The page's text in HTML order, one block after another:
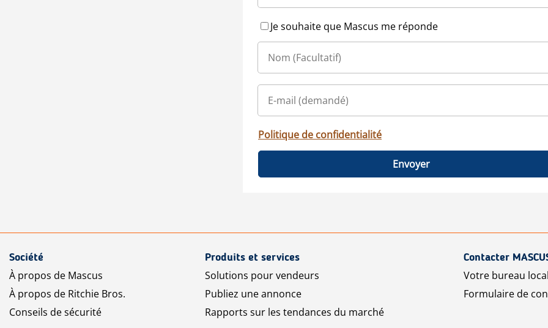
Je souhaite que Mascus me réponde
Politique de confidentialité
Envoyer
Société
À propos de Mascus
À propos de Ritchie Bros.
Conseils de sécurité
Produits et services
Solutions pour vendeurs
Publiez une annonce
Rapports sur les tendances du marché
Contacter
Votre bureau
Formulaire de